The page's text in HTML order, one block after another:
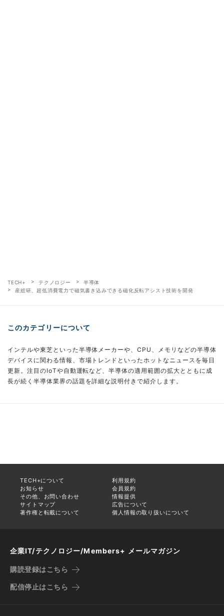
TECH+ テクノロジー
半導体
産総研、超低消費電力で磁気書き込みできる磁化反転アシスト技術を開発
このカテゴリーについて
インテルや東芝といった半導体メーカーや、CPU、メモリなどの半導体
デバイスに関わる情報、市場トレンドといったホットなニュースを毎日
更新。注目のIoTや自動運転など、半導体の適用範囲の拡大とともに成
長が続く半導体業界の話題を詳細な説明付きで紹介します。
TECH+について
利用規約
お知らせ
会員規約
その他、お問い合わせ
情報提供
サイトマップ
広告について
著作権と転載について
個人情報の取り扱いについて
企業IT/テクノロジー/Members+ メールマガジン
購読登録はこちら
配信停止はこちら